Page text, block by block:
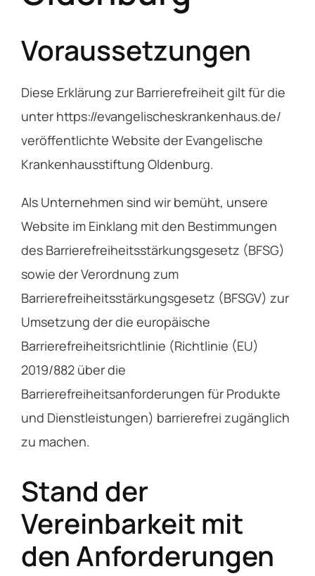
Service
Über das EV
Voraussetzungen
Diese Erklärung zur Barrierefreiheit gilt für die
unter https://evangelischeskrankenhaus.de/
veröffentlichte Website der Evangelische
Krankenhausstiftung Oldenburg.
Als Unternehmen sind wir bemüht, unsere
Website im Einklang mit den Bestimmungen
des Barrierefreiheitsstärkungsgesetz (BFSG)
sowie der Verordnung zum
Barrierefreiheitsstärkungsgesetz (BFSGV) zur
Umsetzung der die europäische
Barrierefreiheitsrichtlinie (Richtlinie (EU)
2019/882 über die
Barrierefreiheitsanforderungen für Produkte
und Dienstleistungen) barrierefrei zugänglich
zu machen.
Stand der
Vereinbarkeit mit
den Anforderungen